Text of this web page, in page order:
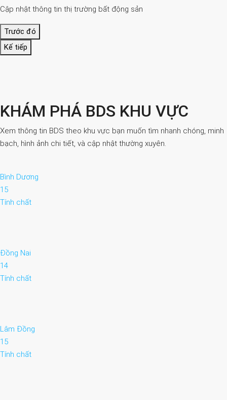
Cập nhật thông tin thị trường bất động sản
Trước đó
Kế tiếp
KHÁM PHÁ BDS KHU VỰC
Xem thông tin BDS theo khu vực bạn muốn tìm nhanh chóng, minh
bạch, hình ảnh chi tiết, và cập nhật thường xuyên.
Bình Dương
15
Tính chất
Đồng Nai
14
Tính chất
Lâm Đồng
15
Tính chất